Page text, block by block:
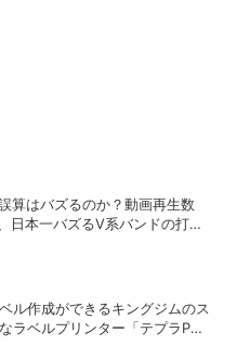
算はバズるのか？動画再生数
日本一バズるV系バンドの打算
ル作成ができるキングジムのス
ラベルプリンター「テプラPRO